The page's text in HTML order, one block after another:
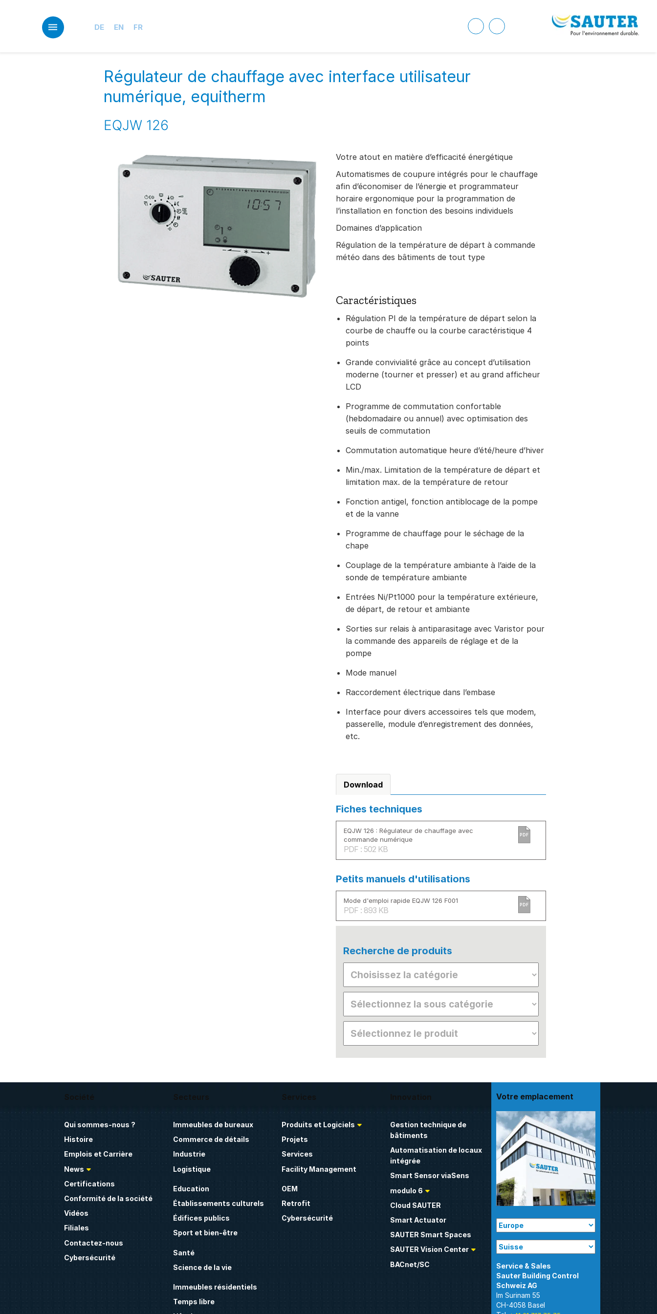
DE EN FR
Régulateur de chauffage avec interface utilisateur
numérique, equitherm
EQJW 126
Votre atout en matière d’efficacité énergétique
Automatismes de coupure intégrés pour le chauffage
afin d’économiser de l’énergie et programmateur
horaire ergonomique pour la programmation de
l’installation en fonction des besoins individuels
Domaines d’application
Régulation de la température de départ à commande
météo dans des bâtiments de tout type
Caractéristiques
Régulation PI de la température de départ selon la
courbe de chauffe ou la courbe caractéristique 4
points
Grande convivialité grâce au concept d’utilisation
moderne (tourner et presser) et au grand afficheur
LCD
Programme de commutation confortable
(hebdomadaire ou annuel) avec optimisation des
seuils de commutation
Commutation automatique heure d’été/heure d’hiver
Min./max. Limitation de la température de départ et
limitation max. de la température de retour
Fonction antigel, fonction antiblocage de la pompe
et de la vanne
Programme de chauffage pour le séchage de la
chape
Couplage de la température ambiante à l’aide de la
sonde de température ambiante
Entrées Ni/Pt1000 pour la température extérieure,
de départ, de retour et ambiante
Sorties sur relais à antiparasitage avec Varistor pour
la commande des appareils de réglage et de la
pompe
Mode manuel
Raccordement électrique dans l’embase
Interface pour divers accessoires tels que modem,
passerelle, module d’enregistrement des données,
etc.
Download
Fiches techniques
EQJW 126 : Régulateur de chauffage avec
commande numérique
PDF : 502 KB
PDF
Petits manuels d'utilisations
Mode d'emploi rapide EQJW 126 F001
PDF : 893 KB
PDF
Recherche de produits
Société
Qui sommes-nous ?
Histoire
Emplois et Carrière
News
Certifications
Conformité de la société
Vidéos
Filiales
Contactez-nous
Cybersécurité
Secteurs
Immeubles de bureaux
Commerce de détails
Industrie
Logistique
Education
Établissements culturels
Édifices publics
Sport et bien-être
Santé
Science de la vie
Immeubles résidentiels
Temps libre
Services
Produits et Logiciels
Projets
Services
Facility Management
OEM
Retrofit
Cybersécurité
Innovation
Gestion technique de
bâtiments
Automatisation de locaux
intégrée
Smart Sensor viaSens
modulo 6
Cloud SAUTER
Smart Actuator
SAUTER Smart Spaces
SAUTER Vision Center
BACnet/SC
Votre emplacement
Sauter Building Control
Im Surinam 55
CH-4058 Basel